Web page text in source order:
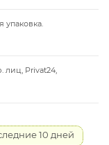
лиц, Privat24,
10 дней